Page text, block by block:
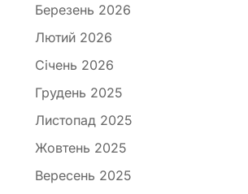
Березень 2026
Лютий 2026
Січень 2026
Грудень 2025
Листопад 2025
Жовтень 2025
Вересень 2025